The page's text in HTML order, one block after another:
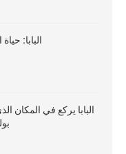
البابا:
البابا يركع في المكان